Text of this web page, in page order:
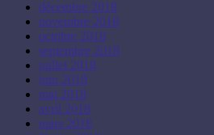
décembre 2018
novembre 2018
octobre 2018
septembre 2018
juillet 2018
juin 2018
mai 2018
avril 2018
mars 2018